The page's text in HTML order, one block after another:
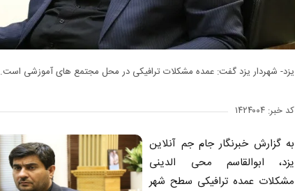
یزد- شهردار یزد گفت: عمده مشکلات ترافیکی در محل مجتمع های آموزشی است.
کد خبر: ۱۴۲۴۰۰۴
به گزارش خبرنگار جام جم آنلاین
یزد، ابوالقاسم محی الدینی
مشکلات عمده ترافیکی سطح شهر